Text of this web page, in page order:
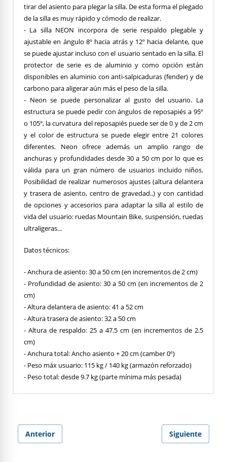
tirar del asiento para plegar la silla. De esta forma el plegado
de la silla es muy rápido y cómodo de realizar.
- La silla NEON incorpora de serie respaldo plegable y
ajustable en ángulo 8º hacia atrás y 12º hacia delante, que
se puede ajustar incluso con el usuario sentado en la silla. El
protector de serie es de aluminio y como opción están
disponibles en aluminio con anti-salpicaduras (fender) y de
carbono para aligerar aún más el peso de la silla.
- Neon se puede personalizar al gusto del usuario. La
estructura se puede pedir con ángulos de reposapiés a 95º
o 105º, la curvatura del reposapiés puede ser de 0 y de 2 cm
y el color de estructura se puede elegir entre 21 colores
diferentes. Neon ofrece además un amplio rango de
anchuras y profundidades desde 30 a 50 cm por lo que es
válida para un gran número de usuarios incluido niños.
Posibilidad de realizar numerosos ajustes (altura delantera
y trasera de asiento, centro de gravedad..) y con cantidad
de opciones y accesorios para adaptar la silla al estilo de
vida del usuario: ruedas Mountain Bike, suspensión, ruedas
ultraligeras...
Datos técnicos:
- Anchura de asiento: 30 a 50 cm (en incrementos de 2 cm)
- Profundidad de asiento: 30 a 50 cm (en incrementos de 2
cm)
- Altura delantera de asiento: 41 a 52 cm
- Altura trasera de asiento: 32 a 50 cm
- Altura de respaldo: 25 a 47.5 cm (en incrementos de 2.5
cm)
- Anchura total: Ancho asiento + 20 cm (camber 0º)
- Peso máx usuario: 115 kg / 140 kg (armazón reforzado)
- Peso total: desde 9.7 kg (parte mínima más pesada)
Anterior Siguiente